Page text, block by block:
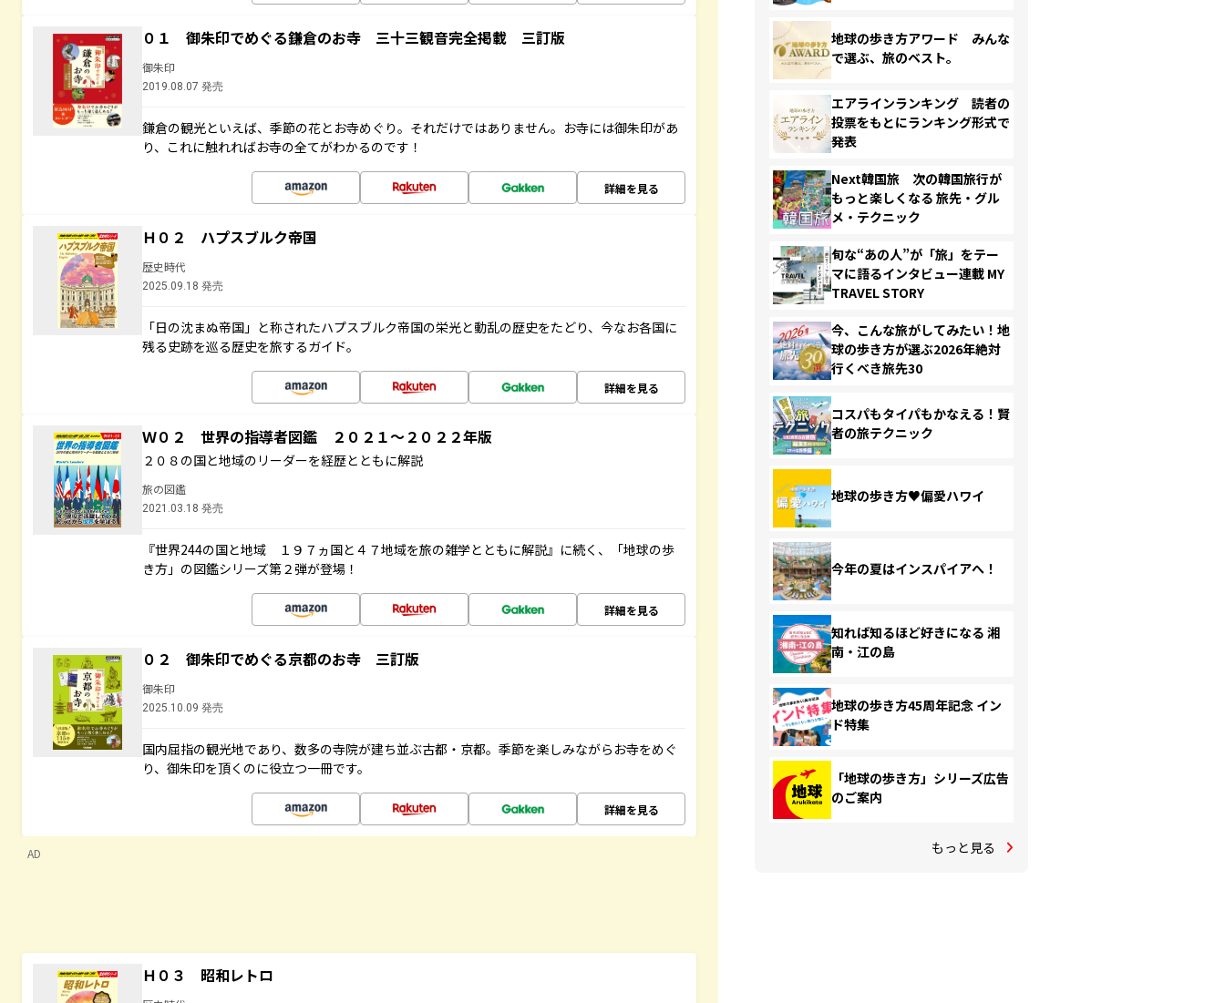
０１ 御朱印でめぐる鎌倉のお寺 三十三観音完全掲載 三訂版
御朱印
2019.08.07 発売
鎌倉の観光といえば、季節の花とお寺めぐり。それだけではありません。お寺には御朱印があ
り、これに触れればお寺の全てがわかるのです！
詳細を見る
Ｈ０２ ハプスブルク帝国
歴史時代
2025.09.18 発売
「日の沈まぬ帝国」と称されたハプスブルク帝国の栄光と動乱の歴史をたどり、今なお各国に
残る史跡を巡る歴史を旅するガイド。
詳細を見る
Ｗ０２ 世界の指導者図鑑 ２０２１～２０２２年版
２０８の国と地域のリーダーを経歴とともに解説
旅の図鑑
2021.03.18 発売
『世界244の国と地域 １９７ヵ国と４７地域を旅の雑学とともに解説』に続く、「地球の歩
き方」の図鑑シリーズ第２弾が登場！
詳細を見る
０２ 御朱印でめぐる京都のお寺 三訂版
御朱印
2025.10.09 発売
国内屈指の観光地であり、数多の寺院が建ち並ぶ古都・京都。季節を楽しみながらお寺をめぐ
り、御朱印を頂くのに役立つ一冊です。
詳細を見る
AD
Ｈ０３ 昭和レトロ
地球の歩き方アワード みんな
で選ぶ、旅のベスト。
エアラインランキング 読者の
投票をもとにランキング形式で
発表
Next韓国旅 次の韓国旅行が
もっと楽しくなる 旅先・グル
メ・テクニック
旬な“あの人”が「旅」をテー
マに語るインタビュー連載 MY
TRAVEL STORY
今、こんな旅がしてみたい！地
球の歩き方が選ぶ2026年絶対
行くべき旅先30
コスパもタイパもかなえる！賢
者の旅テクニック
地球の歩き方♥偏愛ハワイ
今年の夏はインスパイアへ！
知れば知るほど好きになる 湘
南・江の島
地球の歩き方45周年記念 イン
ド特集
「地球の歩き方」シリーズ広告
のご案内
もっと見る